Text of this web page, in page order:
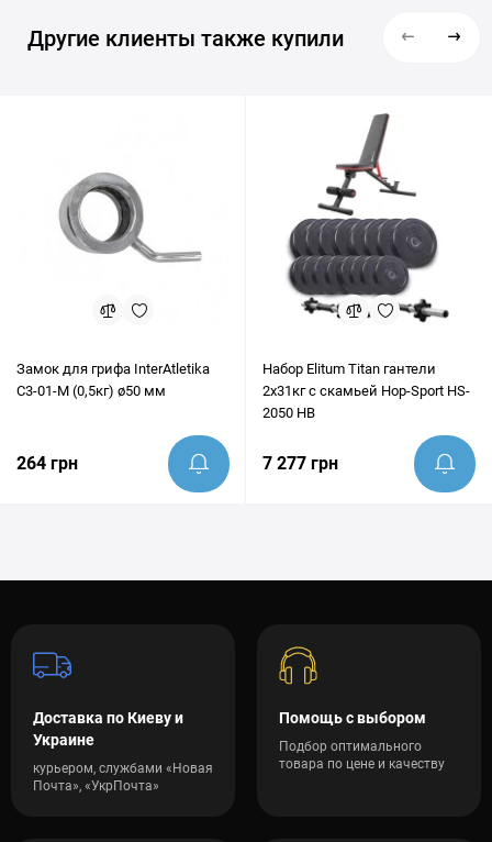
Другие клиенты также купили
Замок для грифа InterAtletika
C3-01-M (0,5кг) ø50 мм
264 грн
Набор Elitum Titan гантели
2х31кг с скамьей Hop-Sport HS-
2050 HB
7 277 грн
Доставка по Киеву и
Украине
курьером, службами «Новая
Почта», «УкрПочта»
Помощь с выбором
Подбор оптимального
товара по цене и качеству